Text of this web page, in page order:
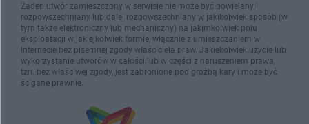
Żaden utwór zamieszczony w serwisie nie może być powielany i
rozpowszechniany lub dalej rozpowszechniany w jakikolwiek sposób (w
tym także elektroniczny lub mechaniczny) na jakimkolwiek polu
eksploatacji w jakiejkolwiek formie, włącznie z umieszczaniem w
Internecie bez pisemnej zgody właściciela praw. Jakiekolwiek użycie lub
wykorzystanie utworów w całości lub w części z naruszeniem prawa,
tzn. bez właściwej zgody, jest zabronione pod groźbą kary i może być
ścigane prawnie.